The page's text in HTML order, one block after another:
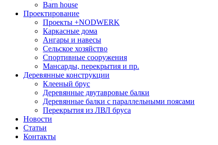
Barn house
Проектирование
Проекты +NODWERK
Каркасные дома
Ангары и навесы
Сельское хозяйство
Спортивные сооружения
Мансарды, перекрытия и пр.
Деревянные конструкции
Клееный брус
Деревянные двутавровые балки
Деревянные балки с параллельными поясами
Перекрытия из ЛВЛ бруса
Новости
Статьи
Контакты